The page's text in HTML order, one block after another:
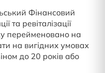
Фінансовий
та ревіталізації
перейменовано на
на вигідних умовах
до 20 років або